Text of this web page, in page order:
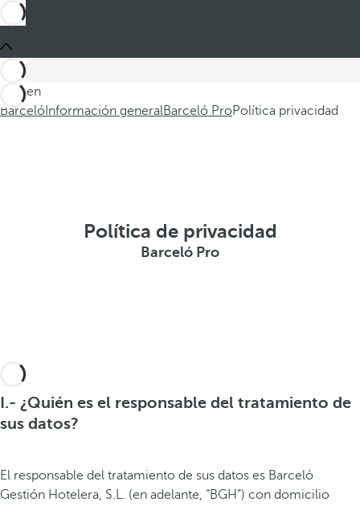
Está en
Barceló Información generalBarceló ProPolítica privacidad
Política de privacidad
Barceló Pro
I.- ¿Quién es el responsable del tratamiento de
sus datos?
El responsable del tratamiento de sus datos es Barceló
Gestión Hotelera, S.L. (en adelante, “BGH”) con domicilio